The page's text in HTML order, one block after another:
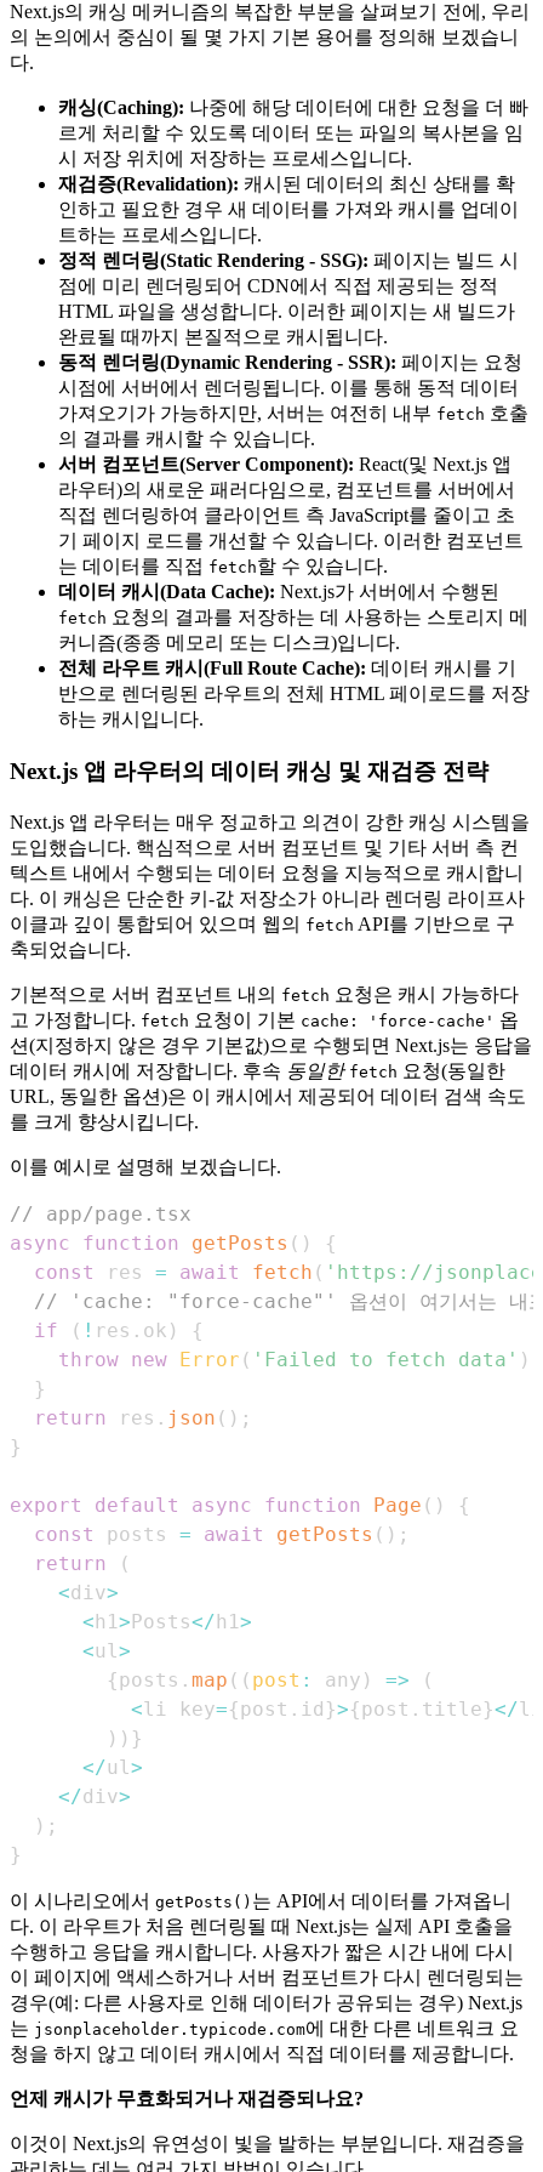
Next.js의 캐싱 메커니즘의 복잡한 부분을 살펴보기 전에, 우리
의 논의에서 중심이 될 몇 가지 기본 용어를 정의해 보겠습니
다.
캐싱(Caching): 나중에 해당 데이터에 대한 요청을 더 빠
르게 처리할 수 있도록 데이터 또는 파일의 복사본을 임
시 저장 위치에 저장하는 프로세스입니다.
재검증(Revalidation): 캐시된 데이터의 최신 상태를 확
인하고 필요한 경우 새 데이터를 가져와 캐시를 업데이
트하는 프로세스입니다.
정적 렌더링(Static Rendering - SSG): 페이지는 빌드 시
점에 미리 렌더링되어 CDN에서 직접 제공되는 정적
HTML 파일을 생성합니다. 이러한 페이지는 새 빌드가
완료될 때까지 본질적으로 캐시됩니다.
동적 렌더링(Dynamic Rendering - SSR): 페이지는 요청
시점에 서버에서 렌더링됩니다. 이를 통해 동적 데이터
가져오기가 가능하지만, 서버는 여전히 내부 fetch 호출
의 결과를 캐시할 수 있습니다.
서버 컴포넌트(Server Component): React(및 Next.js 앱
라우터)의 새로운 패러다임으로, 컴포넌트를 서버에서
직접 렌더링하여 클라이언트 측 JavaScript를 줄이고 초
기 페이지 로드를 개선할 수 있습니다. 이러한 컴포넌트
는 데이터를 직접 fetch할 수 있습니다.
데이터 캐시(Data Cache): Next.js가 서버에서 수행된
fetch 요청의 결과를 저장하는 데 사용하는 스토리지 메
커니즘(종종 메모리 또는 디스크)입니다.
전체 라우트 캐시(Full Route Cache): 데이터 캐시를 기
반으로 렌더링된 라우트의 전체 HTML 페이로드를 저장
하는 캐시입니다.
Next.js 앱 라우터의 데이터 캐싱 및 재검증 전략
Next.js 앱 라우터는 매우 정교하고 의견이 강한 캐싱 시스템을
도입했습니다. 핵심적으로 서버 컴포넌트 및 기타 서버 측 컨
텍스트 내에서 수행되는 데이터 요청을 지능적으로 캐시합니
다. 이 캐싱은 단순한 키-값 저장소가 아니라 렌더링 라이프사
이클과 깊이 통합되어 있으며 웹의 fetch API를 기반으로 구
축되었습니다.
기본적으로 서버 컴포넌트 내의 fetch 요청은 캐시 가능하다
고 가정합니다. fetch 요청이 기본 cache: 'force-cache' 옵
션(지정하지 않은 경우 기본값)으로 수행되면 Next.js는 응답을
데이터 캐시에 저장합니다. 후속 동일한 fetch 요청(동일한
URL, 동일한 옵션)은 이 캐시에서 제공되어 데이터 검색 속도
를 크게 향상시킵니다.
이를 예시로 설명해 보겠습니다.
// app/page.tsx
async
function getPosts ( )
{
const
res = await fetch ( 'https://
// 'cache: "force-cache"' 옵션이 여기서는 내포
if
( ! res . ok )
{
throw new Error ( 'Failed to fetch data' )
}
return
res . json ( ) ;
}
export default async function Page ( )
{
const
posts = await getPosts ( ) ;
return
(
<div>
<h1 >Posts</h1 >
<ul >
{posts . map ( ( post : any ) =>
(
<li key={post . id }>{post . title}</li
) ) }
</ul >
</div>
) ;
}
이 시나리오에서 getPosts() 는 API에서 데이터를 가져옵니
다. 이 라우트가 처음 렌더링될 때 Next.js는 실제 API 호출을
수행하고 응답을 캐시합니다. 사용자가 짧은 시간 내에 다시
이 페이지에 액세스하거나 서버 컴포넌트가 다시 렌더링되는
경우(예: 다른 사용자로 인해 데이터가 공유되는 경우) Next.js
는 jsonplaceholder.typicode.com에 대한 다른 네트워크 요
청을 하지 않고 데이터 캐시에서 직접 데이터를 제공합니다.
언제 캐시가 무효화되거나 재검증되나요?
이것이 Next.js의 유연성이 빛을 발하는 부분입니다. 재검증을